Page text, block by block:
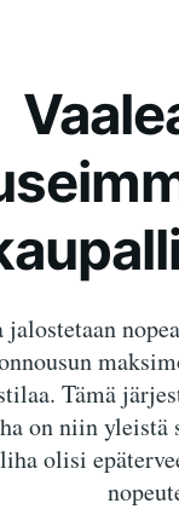
Tämä
on niin yleistä
olisi